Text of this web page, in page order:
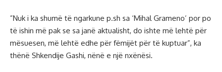
”Nuk i ka shumë të ngarkune p.sh sa ‘Mihal Grameno’ por po
të ishin më pak se sa janë aktualisht, do ishte më lehtë për
mësuesen, më lehtë edhe për fëmijët për të kuptuar”, ka
thënë Shkendije Gashi, nënë e një nxënësi.